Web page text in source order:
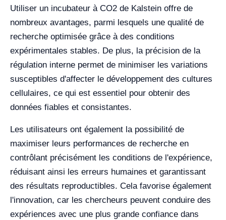
Utiliser un incubateur à CO2 de Kalstein offre de
nombreux avantages, parmi lesquels une qualité de
recherche optimisée grâce à des conditions
expérimentales stables. De plus, la précision de la
régulation interne permet de minimiser les variations
susceptibles d'affecter le développement des cultures
cellulaires, ce qui est essentiel pour obtenir des
données fiables et consistantes.
Les utilisateurs ont également la possibilité de
maximiser leurs performances de recherche en
contrôlant précisément les conditions de l'expérience,
réduisant ainsi les erreurs humaines et garantissant
des résultats reproductibles. Cela favorise également
l'innovation, car les chercheurs peuvent conduire des
expériences avec une plus grande confiance dans